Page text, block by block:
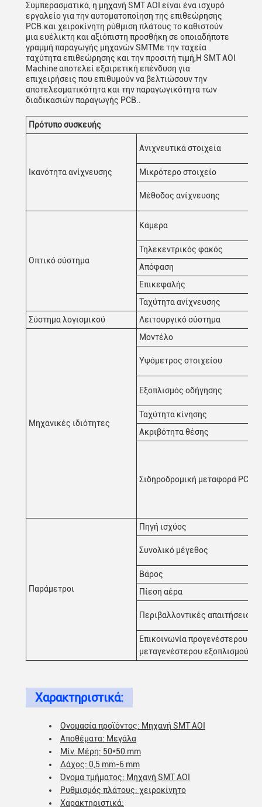
Συμπερασματικά, η μηχανή SMT AOI είναι ένα ισχυρό
εργαλείο για την αυτοματοποίηση της επιθεώρησης
PCB.και χειροκίνητη ρύθμιση πλάτους το καθιστούν
μια ευέλικτη και αξιόπιστη προσθήκη σε οποιαδήποτε
γραμμή παραγωγής μηχανών SMTΜε την ταχεία
ταχύτητα επιθεώρησης και την προσιτή τιμή,Η SMT AOI
Machine αποτελεί εξαιρετική επένδυση για
επιχειρήσεις που επιθυμούν να βελτιώσουν την
αποτελεσματικότητα και την παραγωγικότητα των
διαδικασιών παραγωγής PCB..
Πρότυπο συσκευής
Ικανότητα ανίχνευσης
Ανιχνευτικά στοιχεία
Μικρότερο στοιχείο
Μέθοδος ανίχνευσης
Οπτικό σύστημα
Κάμερα
Τηλεκεντρικός φακός
Απόφαση
Επικεφαλής
Ταχύτητα ανίχνευσης
Σύστημα λογισμικού
Λειτουργικό σύστημα
Μηχανικές ιδιότητες
Μοντέλο
Υψόμετρος στοιχείου
Εξοπλισμός οδήγησης
Ταχύτητα κίνησης
Ακριβότητα θέσης
Σιδηροδρομική μεταφορά PCB
Παράμετροι
Πηγή ισχύος
Συνολικό μέγεθος
Βάρος
Πίεση αέρα
Περιβαλλοντικές απαιτήσεις
Επικοινωνία προγενέστερου και
μεταγενέστερου εξοπλισμού
Χαρακτηριστικά:
Ονομασία προϊόντος: Μηχανή SMT AOI
Αποθέματα: Μεγάλα
Μίν. Μέρη: 50*50 mm
Δάχος: 0,5 mm-6 mm
Όνομα τμήματος: Μηχανή SMT AOI
Ρυθμισμός πλάτους: χειροκίνητο
Χαρακτηριστικά: